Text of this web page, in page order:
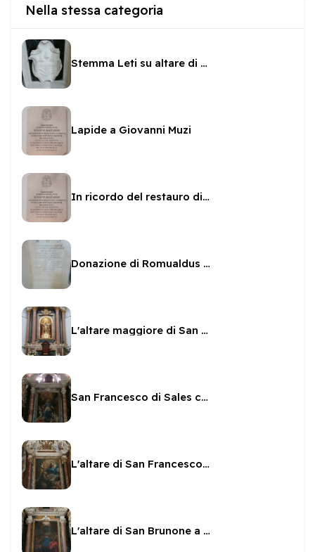
Nella stessa categoria
Stemma Leti su altare di San Brunone
Lapide a Giovanni Muzi
In ricordo del restauro di San Filippo dal Boccardo
Donazione di Romualdus Cariannus
L'altare maggiore di San Filippo
San Francesco di Sales calpesta l'eresia
L'altare di San Francesco di Paola
L'altare di San Brunone a San Filippo